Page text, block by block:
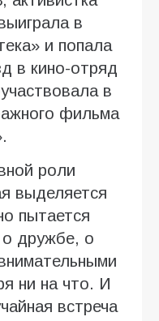
в
и попала
в кино-отряд
в
фильма
роли
выделяется
пытается
дружбе, о
ни на что. И
встреча